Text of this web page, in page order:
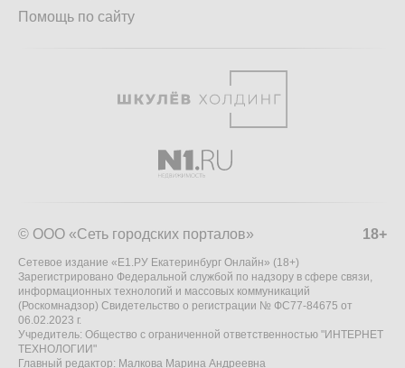
Помощь по сайту
18+
© ООО «Сеть городских порталов»
Сетевое издание «Е1.РУ Екатеринбург Онлайн» (18+)
Зарегистрировано Федеральной службой по надзору в сфере связи,
информационных технологий и массовых коммуникаций
(Роскомнадзор) Свидетельство о регистрации № ФС77-84675 от
06.02.2023 г.
Учредитель: Общество с ограниченной ответственностью "ИНТЕРНЕТ
ТЕХНОЛОГИИ"
Главный редактор: Малкова Марина Андреевна